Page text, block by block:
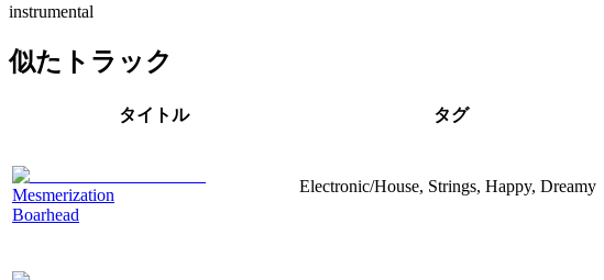
instrumental
似たトラック
タイトル タグ
Mesmerization
Boarhead
Electronic/House, Strings, Happy, Dreamy